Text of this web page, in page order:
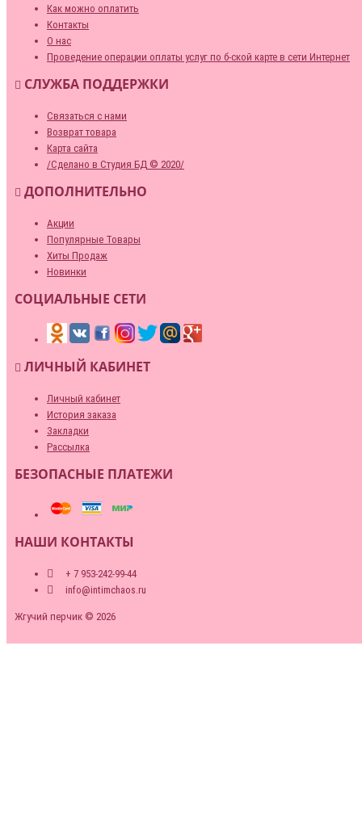
Как можно оплатить
Контакты
О нас
Проведение операции оплаты услуг по б-ской карте в сети Интернет
СЛУЖБА ПОДДЕРЖКИ
Связаться с нами
Возврат товара
Карта сайта
/Сделано в Студия БД © 2020/
ДОПОЛНИТЕЛЬНО
Акции
Популярные Товары
Хиты Продаж
Новинки
СОЦИАЛЬНЫЕ СЕТИ
ЛИЧНЫЙ КАБИНЕТ
Личный кабинет
История заказа
Закладки
Рассылка
БЕЗОПАСНЫЕ ПЛАТЕЖИ
НАШИ КОНТАКТЫ
+ 7 953-242-99-44
info@intimchaos.ru
Жгучий перчик © 2026